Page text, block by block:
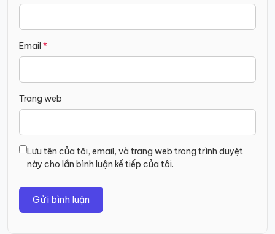
Email *
Trang web
Lưu tên của tôi, email, và trang web trong trình duyệt
này cho lần bình luận kế tiếp của tôi.